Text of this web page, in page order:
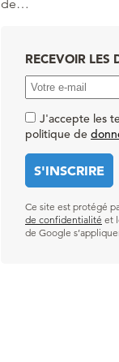
de…
RECEVOIR LES
J'accepte les
politique de
Ce site est protégé
de confidentialité et
de Google